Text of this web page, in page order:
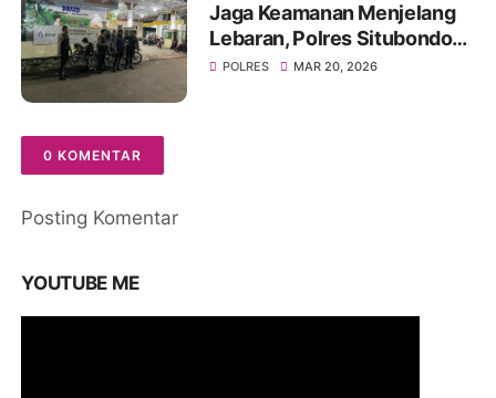
Jaga Keamanan Menjelang
Lebaran, Polres Situbondo
Intensifkan Patroli Sisir
POLRES MAR 20, 2026
0 KOMENTAR
Posting Komentar
YOUTUBE ME